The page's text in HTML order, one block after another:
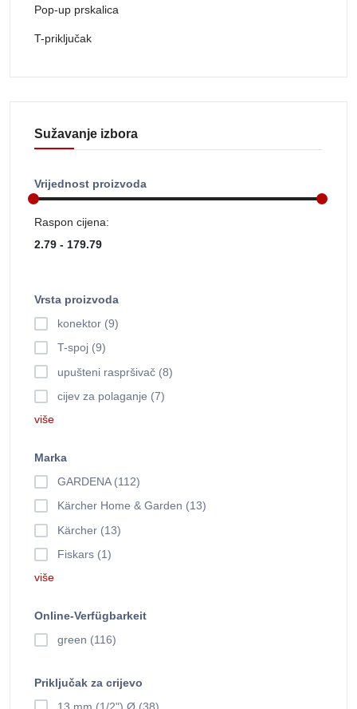
Pop-up prskalica
T-priključak
Sužavanje izbora
Vrijednost proizvoda
Raspon cijena:
Vrsta proizvoda
konektor (9)
T-spoj (9)
upušteni raspršivač (8)
cijev za polaganje (7)
više
Marka
GARDENA (112)
Kärcher Home & Garden (13)
Kärcher (13)
Fiskars (1)
više
Online-Verfügbarkeit
green (116)
Priključak za crijevo